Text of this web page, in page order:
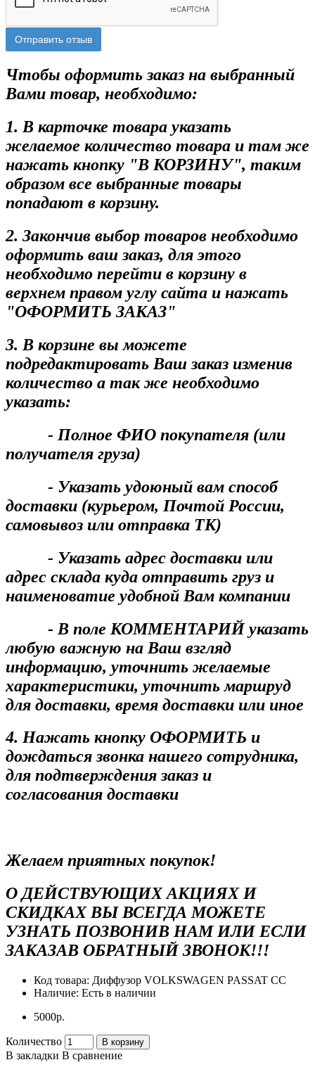
Отправить отзыв
Чтобы оформить заказ на выбранный
Вами товар, необходимо:
1. В карточке товара указать
желаемое количество товара и там же
нажать кнопку "В КОРЗИНУ", таким
образом все выбранные товары
попадают в корзину.
2. Закончив выбор товаров необходимо
оформить ваш заказ, для этого
необходимо перейти в корзину в
верхнем правом углу сайта и нажать
"ОФОРМИТЬ ЗАКАЗ"
3. В корзине вы можете
подредактировать Ваш заказ изменив
количество а так же необходимо
указать:
- Полное ФИО покупателя (или
получателя груза)
- Указать удоюный вам способ
доставки (курьером, Почтой России,
самовывоз или отправка ТК)
- Указать адрес доставки или
адрес склада куда отправить груз и
наименоватие удобной Вам компании
- В поле КОММЕНТАРИЙ указать
любую важную на Ваш взгляд
информацию, уточнить желаемые
характеристики, уточнить маршруд
для доставки, время доставки или иное
4. Нажать кнопку ОФОРМИТЬ и
дождаться звонка нашего сотрудника,
для подтверждения заказ и
согласования доставки
Желаем приятных покупок!
О ДЕЙСТВУЮЩИХ АКЦИЯХ И
СКИДКАХ ВЫ ВСЕГДА МОЖЕТЕ
УЗНАТЬ ПОЗВОНИВ НАМ ИЛИ ЕСЛИ
ЗАКАЗАВ ОБРАТНЫЙ ЗВОНОК!!!
Код товара: Диффузор VOLKSWAGEN PASSAT CC
Наличие: Есть в наличии
5000р.
Количество В корзину
В закладки В сравнение